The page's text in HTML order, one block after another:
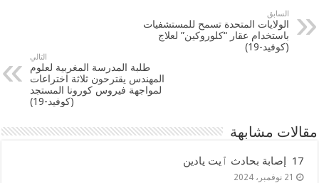
السابق
الولايات المتحدة تسمح للمستشفيات
باستخدام عقار “كلوروكين” لعلاج
(كوفيد-19)
التالي
طلبة المدرسة المغربية لعلوم
المهندس يقترحون ثلاثة اختراعات
لمواجهة فيروس كورونا المستجد
(كوفيد-19)
مقالات مشابهة
17 إصابة بحادث ٱيت يادين
21 نوفمبر، 2024